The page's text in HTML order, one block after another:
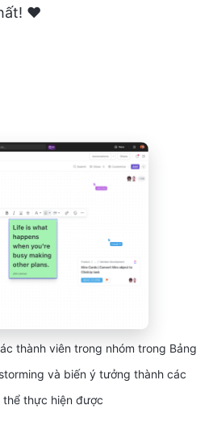
❤️
thành viên trong nhóm trong Bảng
và biến ý tưởng thành các
thể thực hiện được